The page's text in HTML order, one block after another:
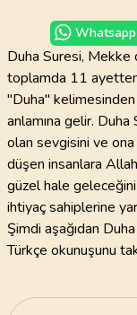
Whatsapp
Duha Suresi,
toplamda 11 ayetten
"Duha" kelimesinden
anlamına gelir.
olan sevgisini ve ona
düşen insanlara
güzel hale
ihtiyaç sahiplerine
Şimdi aşağıdan
Türkçe okunuşunu